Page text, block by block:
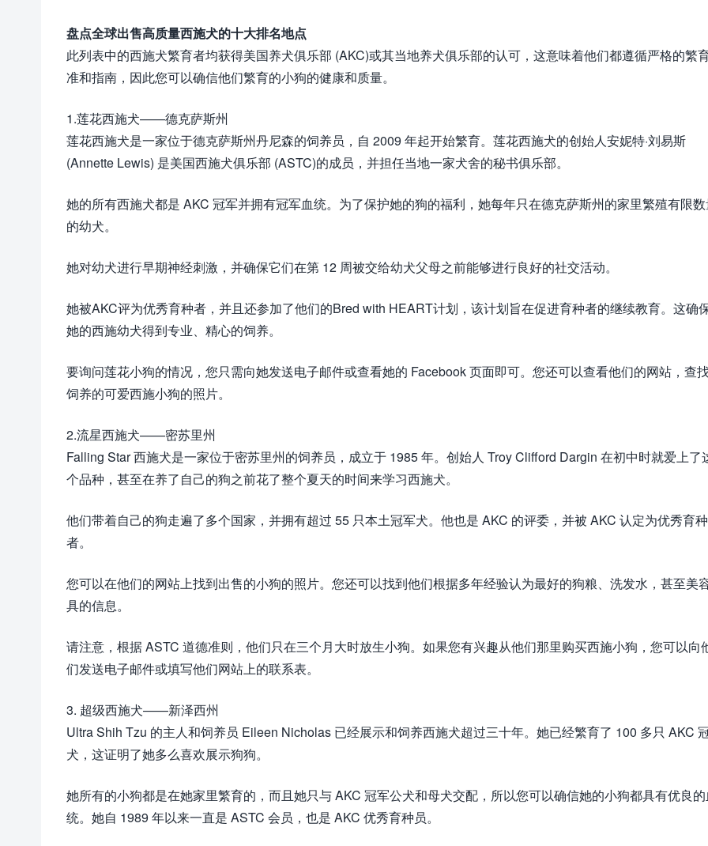
盘点全球出售高质量西施犬的十大排名地点
此列表中的西施犬繁育者均获得美国养犬俱乐部 (AKC)或其当地养犬俱乐部的认可，这意味着他们都遵循严格的繁
准和指南，因此您可以确信他们繁育的小狗的健康和质量。
1.莲花西施犬——德克萨斯州
莲花西施犬是一家位于德克萨斯州丹尼森的饲养员，自 2009 年起开始繁育。莲花西施犬的创始人安妮特·刘易斯
(Annette Lewis) 是美国西施犬俱乐部 (ASTC)的成员，并担任当地一家犬舍的秘书俱乐部。
她的所有西施犬都是 AKC 冠军并拥有冠军血统。为了保护她的狗的福利，她每年只在德克萨斯州的家里繁殖有限
的幼犬。
她对幼犬进行早期神经刺激，并确保它们在第 12 周被交给幼犬父母之前能够进行良好的社交活动。
她被AKC评为优秀育种者，并且还参加了他们的Bred with HEART计划，该计划旨在促进育种者的继续教育。这确
她的西施幼犬得到专业、精心的饲养。
要询问莲花小狗的情况，您只需向她发送电子邮件或查看她的 Facebook 页面即可。您还可以查看他们的网站，查
饲养的可爱西施小狗的照片。
2.流星西施犬——密苏里州
Falling Star 西施犬是一家位于密苏里州的饲养员，成立于 1985 年。创始人 Troy Clifford Dargin 在初中时就爱上了
个品种，甚至在养了自己的狗之前花了整个夏天的时间来学习西施犬。
他们带着自己的狗走遍了多个国家，并拥有超过 55 只本土冠军犬。他也是 AKC 的评委，并被 AKC 认定为优秀育种
者。
您可以在他们的网站上找到出售的小狗的照片。您还可以找到他们根据多年经验认为最好的狗粮、洗发水，甚至美
具的信息。
请注意，根据 ASTC 道德准则，他们只在三个月大时放生小狗。如果您有兴趣从他们那里购买西施小狗，您可以向
们发送电子邮件或填写他们网站上的联系表。
3. 超级西施犬——新泽西州
Ultra Shih Tzu 的主人和饲养员 Eileen Nicholas 已经展示和饲养西施犬超过三十年。她已经繁育了 100 多只 AKC
犬，这证明了她多么喜欢展示狗狗。
她所有的小狗都是在她家里繁育的，而且她只与 AKC 冠军公犬和母犬交配，所以您可以确信她的小狗都具有优良的
统。她自 1989 年以来一直是 ASTC 会员，也是 AKC 优秀育种员。